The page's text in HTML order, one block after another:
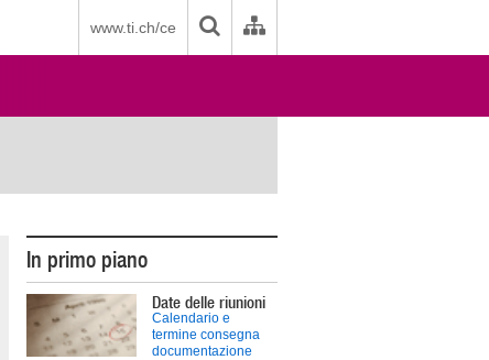
www.ti.ch/ce
In primo piano
Date delle riunioni
Calendario e
termine consegna
documentazione